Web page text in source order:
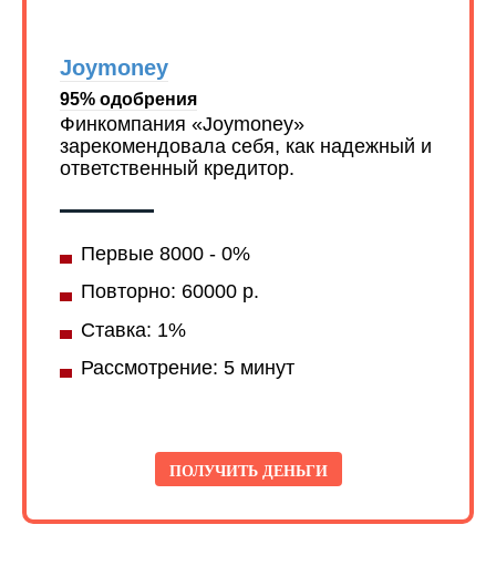
Joymoney
95% одобрения
Финкомпания «Joymoney»
зарекомендовала себя, как надежный и
ответственный кредитор.
Первые 8000 - 0%
Повторно: 60000 р.
Ставка: 1%
Рассмотрение: 5 минут
ПОЛУЧИТЬ ДЕНЬГИ